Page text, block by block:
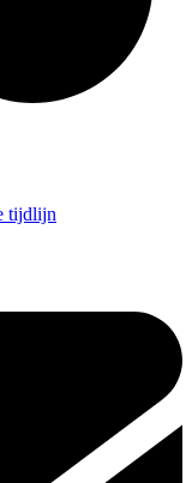
tijdlijn